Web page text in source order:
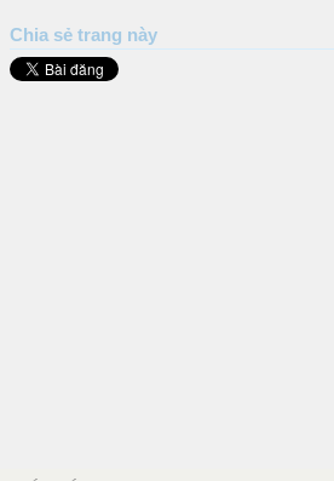
Chia sẻ trang này